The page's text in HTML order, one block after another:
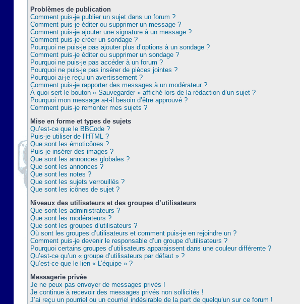
Problèmes de publication
Comment puis-je publier un sujet dans un forum ?
Comment puis-je éditer ou supprimer un message ?
Comment puis-je ajouter une signature à un message ?
Comment puis-je créer un sondage ?
Pourquoi ne puis-je pas ajouter plus d’options à un sondage ?
Comment puis-je éditer ou supprimer un sondage ?
Pourquoi ne puis-je pas accéder à un forum ?
Pourquoi ne puis-je pas insérer de pièces jointes ?
Pourquoi ai-je reçu un avertissement ?
Comment puis-je rapporter des messages à un modérateur ?
À quoi sert le bouton « Sauvegarder » affiché lors de la rédaction d’un sujet ?
Pourquoi mon message a-t-il besoin d’être approuvé ?
Comment puis-je remonter mes sujets ?
Mise en forme et types de sujets
Qu’est-ce que le BBCode ?
Puis-je utiliser de l’HTML ?
Que sont les émoticônes ?
Puis-je insérer des images ?
Que sont les annonces globales ?
Que sont les annonces ?
Que sont les notes ?
Que sont les sujets verrouillés ?
Que sont les icônes de sujet ?
Niveaux des utilisateurs et des groupes d’utilisateurs
Que sont les administrateurs ?
Que sont les modérateurs ?
Que sont les groupes d’utilisateurs ?
Où sont les groupes d’utilisateurs et comment puis-je en rejoindre un ?
Comment puis-je devenir le responsable d’un groupe d’utilisateurs ?
Pourquoi certains groupes d’utilisateurs apparaissent dans une couleur différente ?
Qu’est-ce qu’un « groupe d’utilisateurs par défaut » ?
Qu’est-ce que le lien « L’équipe » ?
Messagerie privée
Je ne peux pas envoyer de messages privés !
Je continue à recevoir des messages privés non sollicités !
J’ai reçu un pourriel ou un courriel indésirable de la part de quelqu’un sur ce forum !